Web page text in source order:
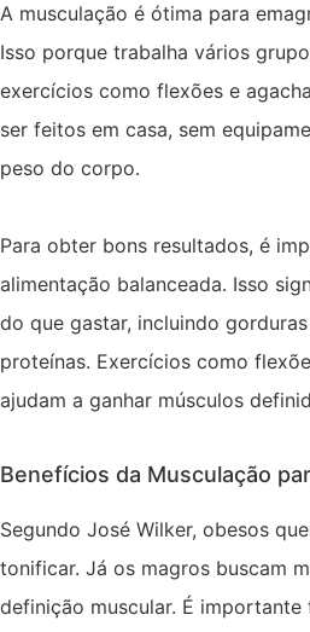
A musculação é ótima para
Isso porque trabalha vários
exercícios como flexões e
ser feitos em casa, sem
peso do corpo.
Para obter bons resultados, é
alimentação balanceada. Isso
do que gastar, incluindo
proteínas. Exercícios como
ajudam a ganhar músculos
Benefícios da Musculação
Segundo José Wilker, obesos
tonificar. Já os magros buscam
definição muscular. É importante